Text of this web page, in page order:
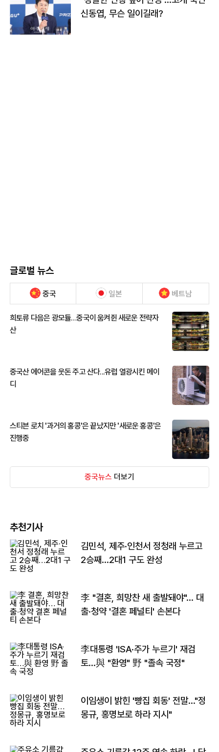
신동엽, 무슨 일이길래?
글로벌 뉴스
중국 일본 베트남
희토류 다음은 광모듈…중국이 움켜쥔 새로운 전략자
산
중국산 에어콘을 웃돈 주고 산다...유럽 열광시킨 메이
디
스티븐 로치 '과거의 홍콩'은 끝났지만 '새로운 홍콩'은
진행중
중국뉴스 더보기
추천기사
김민석, 제주·인천서 정청래 누르고
2승째…2대1 구도 완성
李 "결혼, 희망찬 새 출발돼야"… 대
출·청약 '결혼 페널티' 손본다
李대통령 'ISA·주가 누르기' 재검
토…與 "환영" 野 "졸속 국정"
이임생이 밝힌 '빵집 회동' 전말…"정
몽규, 홍명보로 하라 지시"